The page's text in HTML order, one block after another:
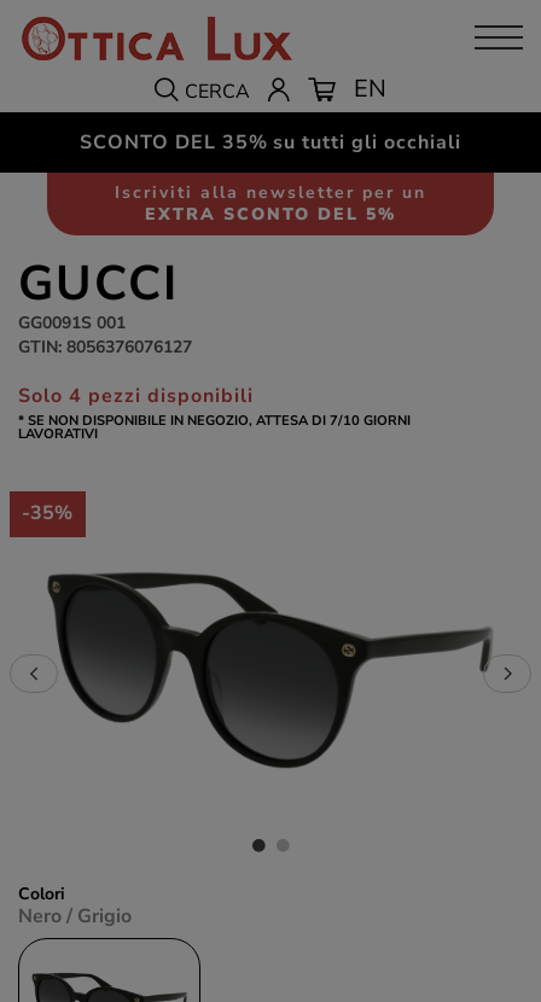
CERCA EN
SCONTO DEL 35% su tutti gli occhiali
Iscriviti alla newsletter per un
EXTRA SCONTO DEL 5%
Occhiali da sole Donna
GUCCI
GG0091S 001
GTIN: 8056376076127
Solo 4 pezzi disponibili
* SE NON DISPONIBILE IN NEGOZIO, ATTESA DI 7/10 GIORNI
LAVORATIVI
-35%
Colori
Nero / Grigio